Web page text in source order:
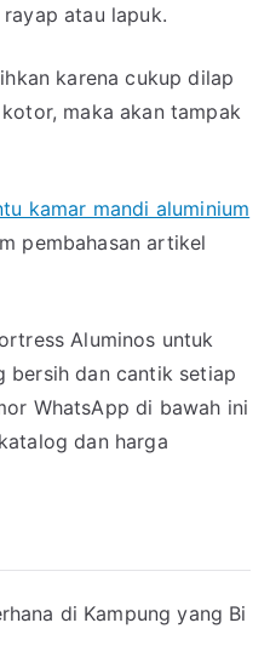
atau lapuk.
karena cukup dilap
maka akan tampak
kamar mandi aluminium
pembahasan artikel
Aluminos untuk
bersih dan cantik setiap
WhatsApp di bawah ini
dan harga
di Kampung yang Bi